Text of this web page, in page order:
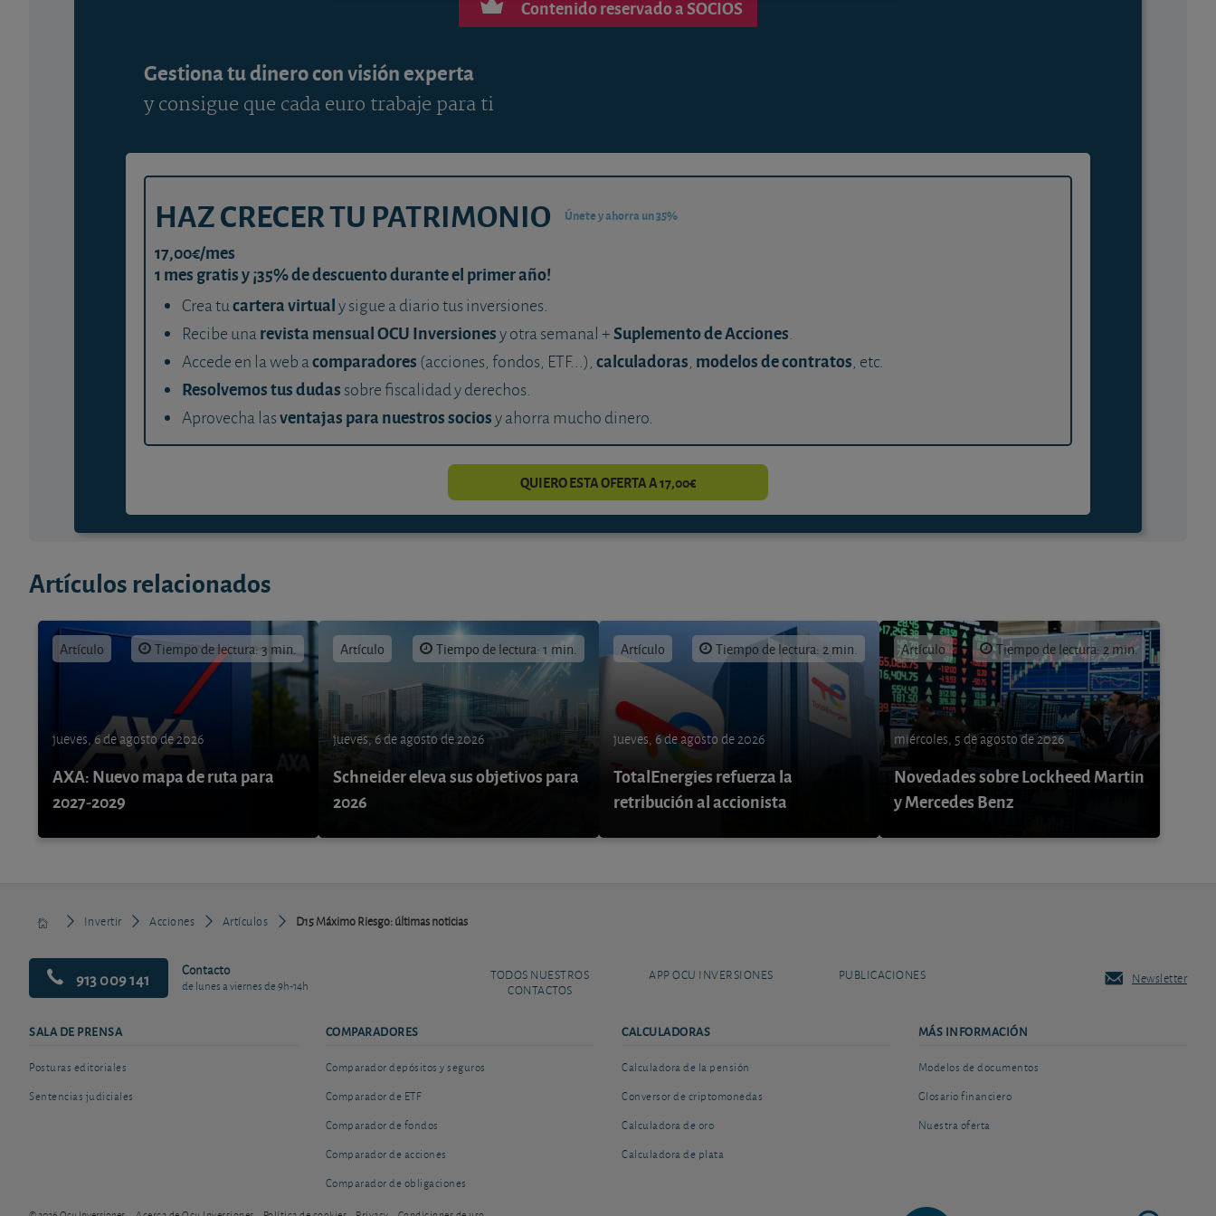
Contenido reservado a SOCIOS
Gestiona tu dinero con visión experta
y consigue que cada euro trabaje para ti
HAZ CRECER TU PATRIMONIO Únete y ahorra un 35%
17,00€/mes
1 mes gratis y ¡35% de descuento durante el primer año!
Crea tucartera virtualy sigue a diario tus inversiones.
Recibe unarevista mensual OCU Inversionesy otra semanal +Suplemento de Acciones.
Accede en la web acomparadores (acciones, fondos, ETF...), calculadoras, modelos de contratos, etc.
Resolvemos tus dudas sobre fiscalidad y derechos.
Aprovecha lasventajas para nuestros sociosy ahorra mucho dinero.
QUIERO ESTA OFERTA A 17,00€
Artículos relacionados
Artículo Tiempo de lectura: 3 min.
jueves, 6 de agosto de 2026
AXA: Nuevo mapa de ruta para
2027-2029
Artículo Tiempo de lectura: 1 min.
jueves, 6 de agosto de 2026
Schneider eleva sus objetivos para
2026
Artículo Tiempo de lectura: 2 min.
jueves, 6 de agosto de 2026
TotalEnergies refuerza la
retribución al accionista
Artículo Tiempo de lectura: 2 min.
miércoles, 5 de agosto de 2026
Novedades sobre Lockheed Martin
y Mercedes Benz
Invertir Acciones Artículos D15 Máximo Riesgo: últimas noticias
913 009 141 Contacto
de lunes a viernes de 9h-14h
TODOS NUESTROS
CONTACTOS
APP OCU INVERSIONES PUBLICACIONES Newsletter
SALA DE PRENSA
Posturas editoriales
Sentencias judiciales
COMPARADORES
Comparador depósitos y seguros
Comparador de ETF
Comparador de fondos
Comparador de acciones
Comparador de obligaciones
CALCULADORAS
Calculadora de la pensión
Conversor de criptomonedas
Calculadora de oro
Calculadora de plata
MÁS INFORMACIÓN
Modelos de documentos
Glosario financiero
Nuestra oferta